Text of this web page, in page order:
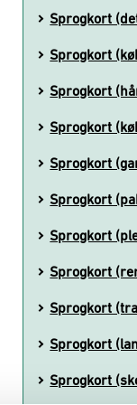
Sprogkort
Sprogkort
Sprogkort
Sprogkort
Sprogkort
Sprogkort
Sprogkort
Sprogkort
Sprogkort
Sprogkort
Sprogkort